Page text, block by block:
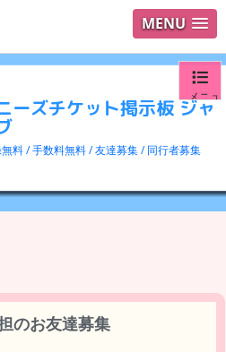
MENU
ーズチケット掲示板 ジャ
料 / 手数料無料 / 友達募集 / 同行者募集
メニュ
ログイ
ユーザ
のお友達募集